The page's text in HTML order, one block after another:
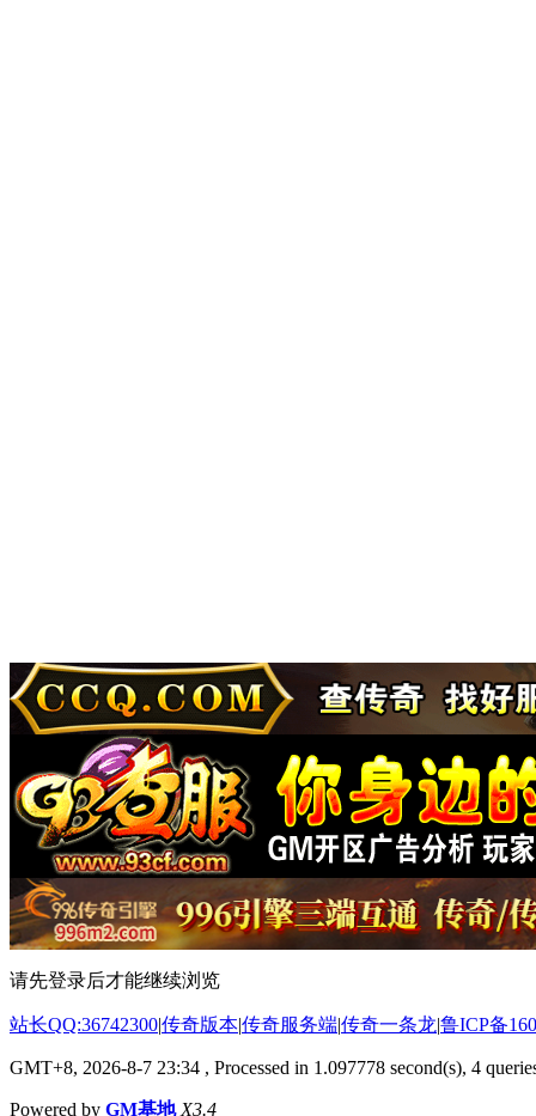
请先登录后才能继续浏览
站长QQ:36742300|传奇版本|传奇服务端|传奇一条龙|鲁ICP备
GMT+8, 2026-8-7 23:34 , Processed in 1.097778 second(s), 4
Powered by GM基地 X3.4